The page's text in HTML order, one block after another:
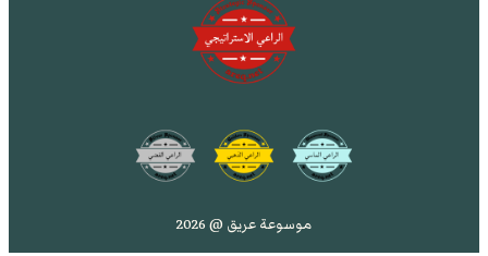
موسوعة عريق @ 2026